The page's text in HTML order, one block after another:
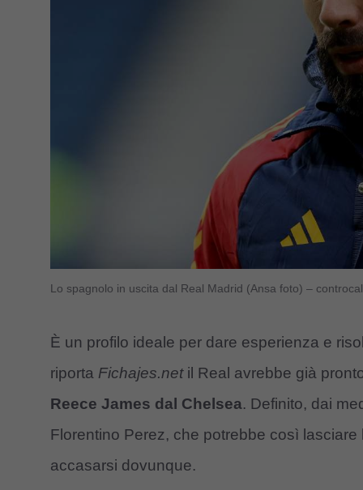
Lo spagnolo in uscita dal Real Madrid (Ansa foto) –
È un profilo ideale per dare esperienza e
riporta Fichajes.netil Real avrebbe già
Reece James dal Chelsea. Definito, dai
Florentino Perez, che potrebbe così
accasarsi dovunque.